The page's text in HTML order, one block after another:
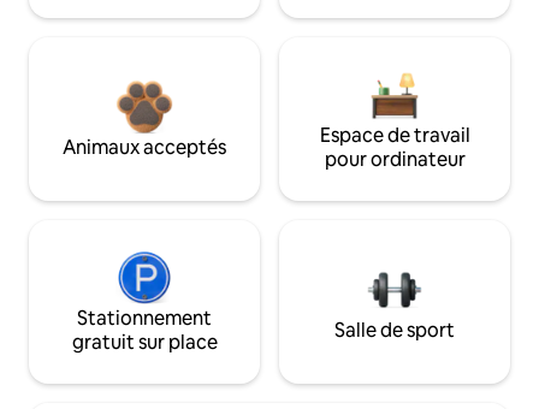
Animaux acceptés
Espace de travail
pour ordinateur
Stationnement
gratuit sur place
Salle de sport